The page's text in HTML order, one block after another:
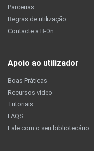
Parcerias
Regras de utilização
Contacte a B-On
Apoio ao utilizador
Boas Práticas
Recursos vídeo
Tutoriais
FAQS
Fale com o seu bibliotecário